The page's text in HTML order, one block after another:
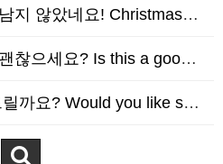
네요! Christmas is just around t…
요? Is this a good time to talk?
Would you like something to s…